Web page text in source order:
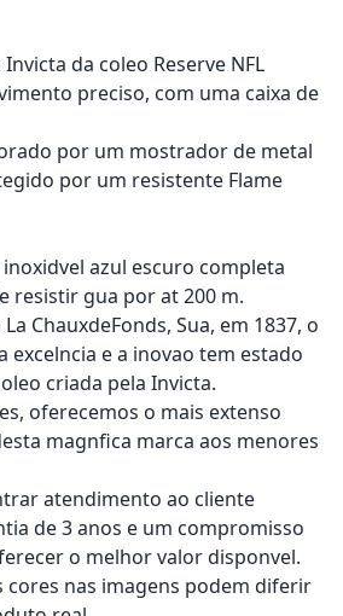
da coleo Reserve NFL
preciso, com uma caixa de
por um mostrador de metal
por um resistente Flame
azul escuro completa
resistir gua por at 200 m.
ChauxdeFonds, Sua, em 1837, o
excelncia e a inovao tem estado
criada pela Invicta.
oferecemos o mais extenso
magnfica marca aos menores
atendimento ao cliente
de 3 anos e um compromisso
o melhor valor disponvel.
cores nas imagens podem diferir